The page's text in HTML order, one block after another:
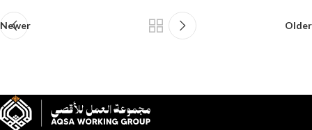
Newer Older